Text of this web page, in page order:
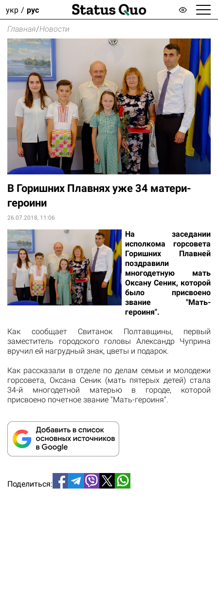
укр рус
Главная/Новости
В Горишних Плавнях уже 34 матери-
героини
26.07.2018, 11:06
На заседании
исполкома горсовета
Горишних Плавней
поздравили
многодетную мать
Оксану Сеник, которой
было присвоено
звание "Мать-
героиня".
Как сообщает Свитанок Полтавщины, первый
заместитель городского головы Александр Чуприна
вручил ей нагрудный знак, цветы и подарок.
Как рассказали в отделе по делам семьи и молодежи
горсовета, Оксана Сеник (мать пятерых детей) стала
34-й многодетной матерью в городе, которой
присвоено почетное звание "Мать-героиня".
Поделиться: